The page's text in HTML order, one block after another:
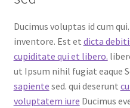
Ducimus voluptas id cum
inventore. Est et dicta
cupiditate qui et libero.
ut Ipsum nihil fugiat eaque
sapiente sed. qui deserunt
voluptatem iure Ducimus